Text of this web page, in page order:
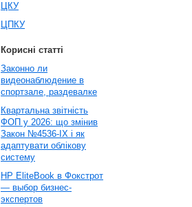
ЦКУ
ЦПКУ
Корисні статті
Законно ли
видеонаблюдение в
спортзале, раздевалке
Квартальна звітність
ФОП у 2026: що змінив
Закон №4536-IX і як
адаптувати облікову
систему
HP EliteBook в Фокстрот
— выбор бизнес-
экспертов